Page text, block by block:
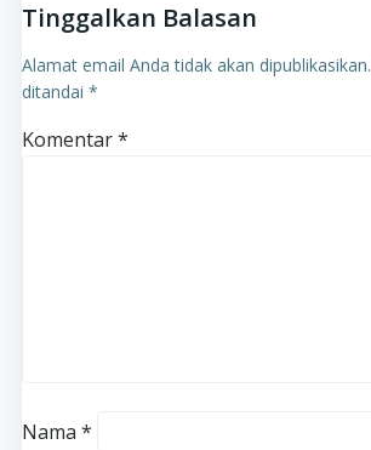
Tinggalkan Balasan
Alamat email Anda tidak akan dipublikasikan.
ditandai *
Komentar*
Nama *